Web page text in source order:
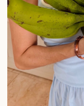
Doanh nghiệp
Thông tin doanh nghiệp
Doanh nghiệp 24h
Doanh nhân
Vì cộng đồng